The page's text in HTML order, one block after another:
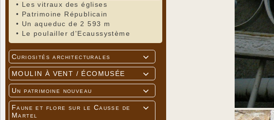
• Les vitraux des églises
• Patrimoine Républicain
• Un aqueduc de 2 593 m
• Le poulailler d'Ecaussystème

Curiosités architecturales

MOULIN À VENT / ÉCOMUSÉE

Un patrimoine nouveau

Faune et flore sur le Causse de
Martel